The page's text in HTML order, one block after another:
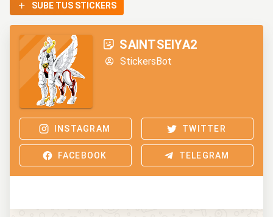
SUBE TUS STICKERS
SAINTSEIYA2
StickersBot
INSTAGRAM TWITTER
FACEBOOK TELEGRAM